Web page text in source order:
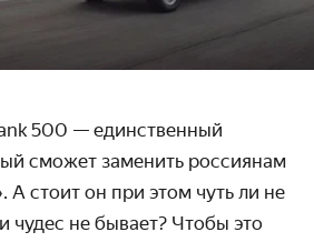
500 — единственный
сможет заменить россиянам
А стоит он при этом чуть ли не
чудес не бывает? Чтобы это